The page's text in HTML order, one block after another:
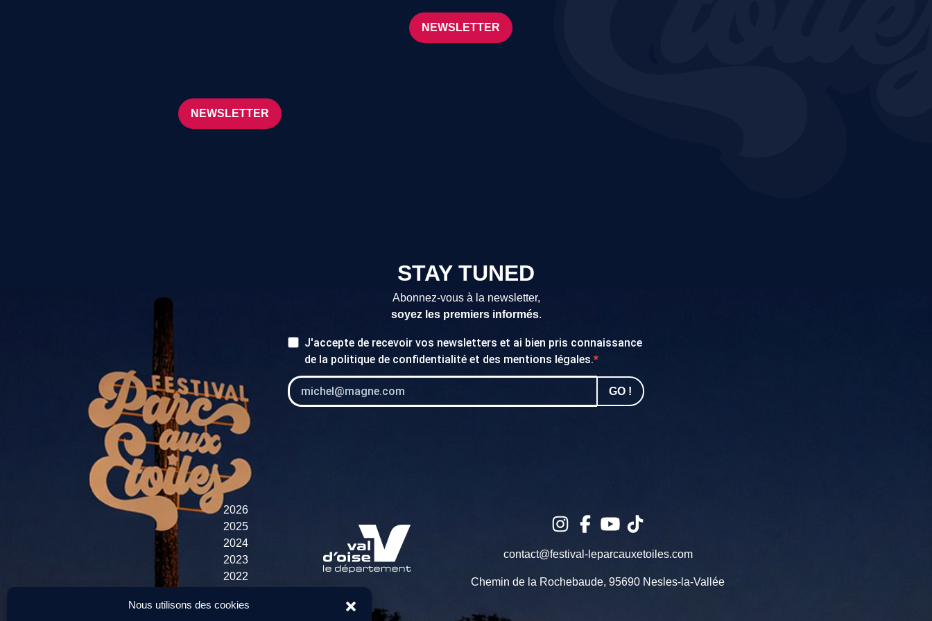
Nous utilisons des cookies
NEWSLETTER
NEWSLETTER
STAY TUNED
Abonnez-vous à la newsletter,
soyez les premiers informés.
J'accepte de recevoir vos newsletters et ai bien pris connaissance
de la politique de confidentialité et des mentions légales.
GO !
2026
2025
2024
2023
2022
contact@festival-leparcauxetoiles.com
Chemin de la Rochebaude, 95690 Nesles-la-Vallée